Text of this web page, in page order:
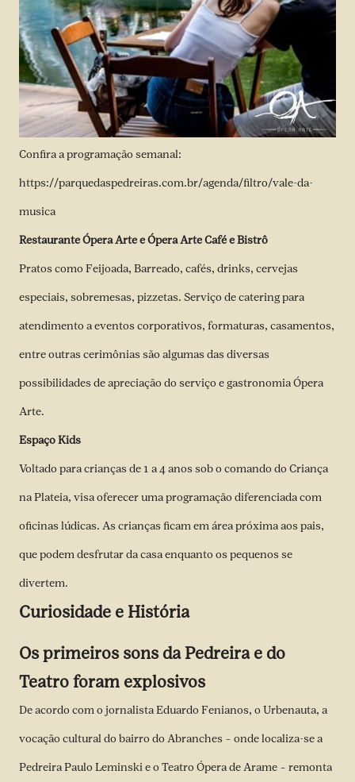
Confira a programação semanal:
https://parquedaspedreiras.com.br/agenda/filtro/vale-da-
musica
Restaurante Ópera Arte e Ópera Arte Café e Bistrô
Pratos como Feijoada, Barreado, cafés, drinks, cervejas
especiais, sobremesas, pizzetas. Serviço de catering para
atendimento a eventos corporativos, formaturas, casamentos,
entre outras cerimônias são algumas das diversas
possibilidades de apreciação do serviço e gastronomia Ópera
Arte.
Espaço Kids
Voltado para crianças de 1 a 4 anos sob o comando do Criança
na Plateia, visa oferecer uma programação diferenciada com
oficinas lúdicas. As crianças ficam em área próxima aos pais,
que podem desfrutar da casa enquanto os pequenos se
divertem.
Curiosidade e História
Os primeiros sons da Pedreira e do
Teatro foram explosivos
De acordo com o jornalista Eduardo Fenianos, o Urbenauta, a
vocação cultural do bairro do Abranches – onde localiza-se a
Pedreira Paulo Leminski e o Teatro Ópera de Arame – remonta